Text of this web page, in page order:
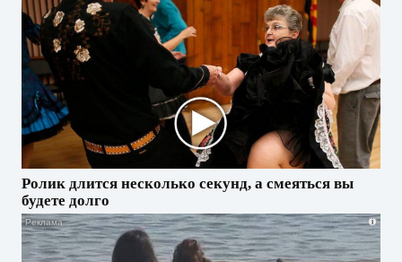
Ролик длится несколько секунд, а смеяться вы
будете долго
i